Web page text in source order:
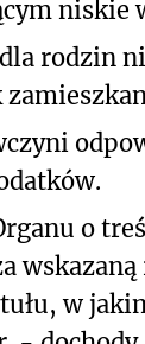
niskie
rodzin
o
w